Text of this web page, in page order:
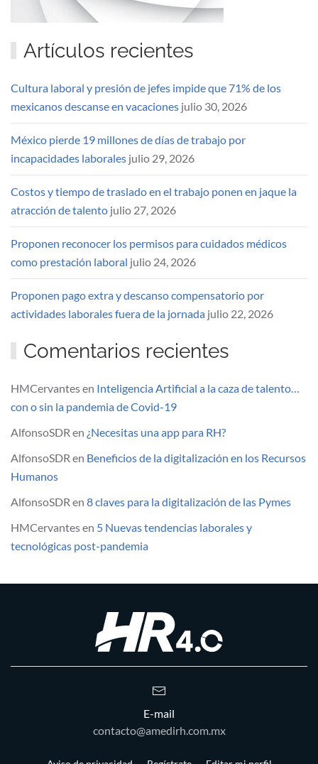
Artículos recientes
Cultura laboral y presión de jefes impide que 71% de los
mexicanos descanse en vacaciones julio 30, 2026
México pierde 19 millones de días de trabajo por
incapacidades laborales julio 29, 2026
Costos y tiempo de traslado en el trabajo ponen en jaque la
atracción de talento julio 27, 2026
Proponen reconocer los permisos para cuidados médicos
como prestación laboral julio 24, 2026
Proponen pago extra y descanso compensatorio por
actividades laborales fuera de la jornada julio 22, 2026
Comentarios recientes
HMCervantesen Inteligencia Artificial a la caza de talento…
con o sin la pandemia de Covid-19
AlfonsoSDR en ¿Necesitas una app para RH?
AlfonsoSDR en Beneficios de la digitalización en los Recursos
Humanos
AlfonsoSDR en 8 claves para la digitalización de las Pymes
HMCervantesen 5 Nuevas tendencias laborales y
tecnológicas post-pandemia
E-mail
contacto@amedirh.com.mx